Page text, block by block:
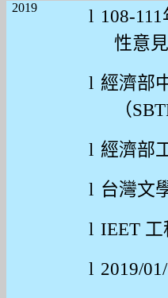
2019 l 108-111
性意
l 經濟部
（
l 經濟部
l 台灣文
l IEET 工
l 2019/